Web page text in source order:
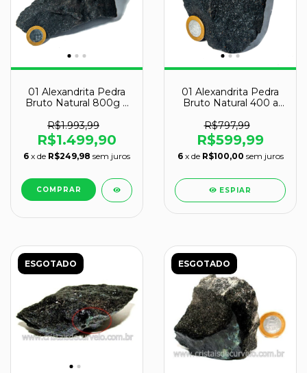
01 Alexandrita Pedra
Bruto Natural 800g a
R$1.993,99
R$1.499,90
6 x de R$249,98 sem juros
01 Alexandrita Pedra
Bruto Natural 400 a
R$797,99
R$599,99
6 x de R$100,00 sem juros
ESPIAR
ESGOTADO ESGOTADO